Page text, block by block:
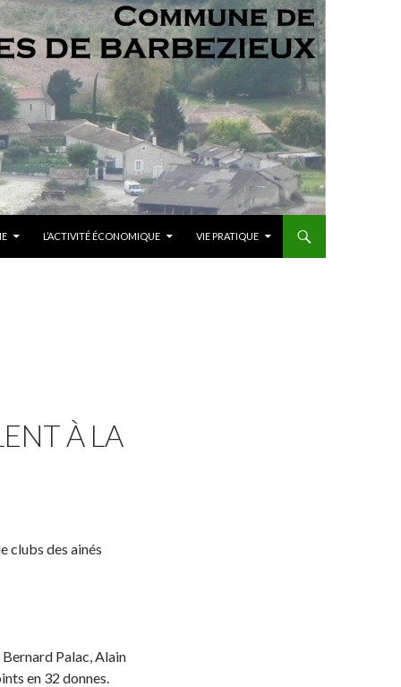
L’ACTIVITÉ ÉCONOMIQUE VIE PRATIQUE
À LA
clubs des ainés
Palac, Alain
en 32 donnes.